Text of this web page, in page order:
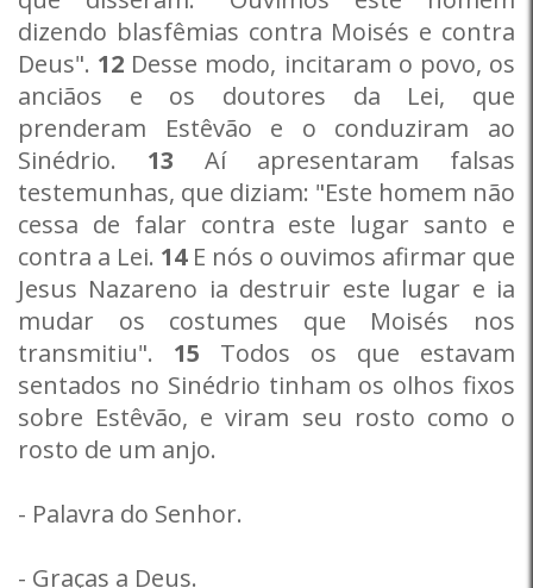
dizendo blasfêmias contra Moisés e contra
Deus". 12 Desse modo, incitaram o povo, os
anciãos e os doutores da Lei, que
prenderam Estêvão e o conduziram ao
Sinédrio. 13 Aí apresentaram falsas
testemunhas, que diziam: "Este homem não
cessa de falar contra este lugar santo e
contra a Lei. 14E nós o ouvimos afirmar que
Jesus Nazareno ia destruir este lugar e ia
mudar os costumes que Moisés nos
transmitiu". 15 Todos os que estavam
sentados no Sinédrio tinham os olhos fixos
sobre Estêvão, e viram seu rosto como o
rosto de um anjo.
- Palavra do Senhor.
- Graças a Deus.